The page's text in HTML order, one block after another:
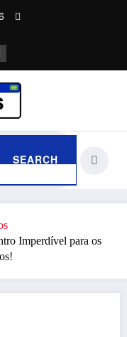
Imperdível para os